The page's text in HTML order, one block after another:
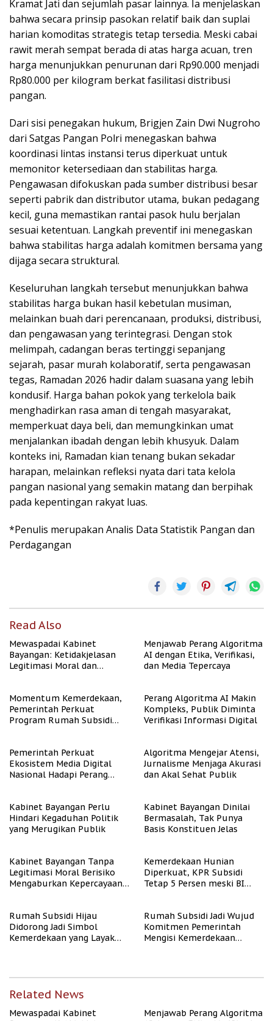
Kramat Jati dan sejumlah pasar lainnya. Ia menjelaskan
bahwa secara prinsip pasokan relatif baik dan suplai
harian komoditas strategis tetap tersedia. Meski cabai
rawit merah sempat berada di atas harga acuan, tren
harga menunjukkan penurunan dari Rp90.000 menjadi
Rp80.000 per kilogram berkat fasilitasi distribusi
pangan.
Dari sisi penegakan hukum, Brigjen Zain Dwi Nugroho
dari Satgas Pangan Polri menegaskan bahwa
koordinasi lintas instansi terus diperkuat untuk
memonitor ketersediaan dan stabilitas harga.
Pengawasan difokuskan pada sumber distribusi besar
seperti pabrik dan distributor utama, bukan pedagang
kecil, guna memastikan rantai pasok hulu berjalan
sesuai ketentuan. Langkah preventif ini menegaskan
bahwa stabilitas harga adalah komitmen bersama yang
dijaga secara struktural.
Keseluruhan langkah tersebut menunjukkan bahwa
stabilitas harga bukan hasil kebetulan musiman,
melainkan buah dari perencanaan, produksi, distribusi,
dan pengawasan yang terintegrasi. Dengan stok
melimpah, cadangan beras tertinggi sepanjang
sejarah, pasar murah kolaboratif, serta pengawasan
tegas, Ramadan 2026 hadir dalam suasana yang lebih
kondusif. Harga bahan pokok yang terkelola baik
menghadirkan rasa aman di tengah masyarakat,
memperkuat daya beli, dan memungkinkan umat
menjalankan ibadah dengan lebih khusyuk. Dalam
konteks ini, Ramadan kian tenang bukan sekadar
harapan, melainkan refleksi nyata dari tata kelola
pangan nasional yang semakin matang dan berpihak
pada kepentingan rakyat luas.
*Penulis merupakan Analis Data Statistik Pangan dan
Perdagangan
Read Also
Mewaspadai Kabinet
Bayangan: Ketidakjelasan
Legitimasi Moral dan
Menjawab Perang Algoritma
AI dengan Etika, Verifikasi,
dan Media Tepercaya
Momentum Kemerdekaan,
Pemerintah Perkuat
Program Rumah Subsidi
Perang Algoritma AI Makin
Kompleks, Publik Diminta
Verifikasi Informasi Digital
Pemerintah Perkuat
Ekosistem Media Digital
Nasional Hadapi Perang
Algoritma Mengejar Atensi,
Jurnalisme Menjaga Akurasi
dan Akal Sehat Publik
Kabinet Bayangan Perlu
Hindari Kegaduhan Politik
yang Merugikan Publik
Kabinet Bayangan Dinilai
Bermasalah, Tak Punya
Basis Konstituen Jelas
Kabinet Bayangan Tanpa
Legitimasi Moral Berisiko
Mengaburkan Kepercayaan
Kemerdekaan Hunian
Diperkuat, KPR Subsidi
Tetap 5 Persen meski BI
Rumah Subsidi Hijau
Didorong Jadi Simbol
Kemerdekaan yang Layak
Rumah Subsidi Jadi Wujud
Komitmen Pemerintah
Mengisi Kemerdekaan
Related News
Mewaspadai Kabinet
Menjawab Perang Algoritma